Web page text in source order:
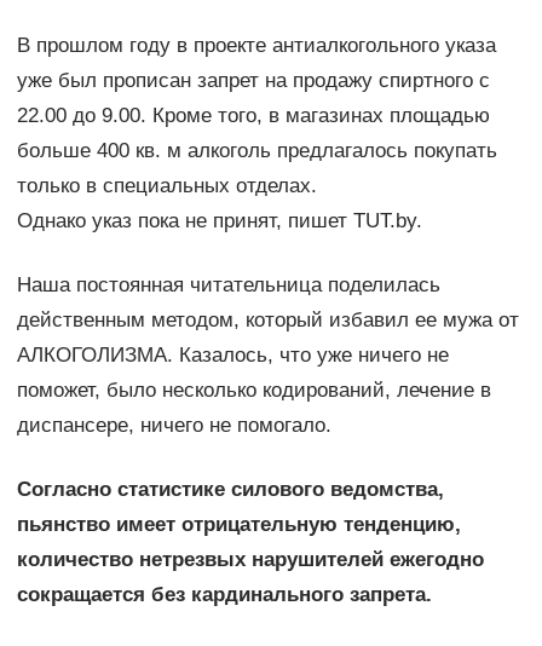
В прошлом году в проекте антиалкогольного указа
уже был прописан запрет на продажу спиртного с
22.00 до 9.00. Кроме того, в магазинах площадью
больше 400 кв. м алкоголь предлагалось покупать
только в специальных отделах.
Однако указ пока не принят, пишет TUT.by.
Наша постоянная читательница поделилась
действенным методом, который избавил ее мужа от
АЛКОГОЛИЗМА. Казалось, что уже ничего не
поможет, было несколько кодирований, лечение в
диспансере, ничего не помогало.
Согласно статистике силового ведомства,
пьянство имеет отрицательную тенденцию,
количество нетрезвых нарушителей ежегодно
сокращается без кардинального запрета.